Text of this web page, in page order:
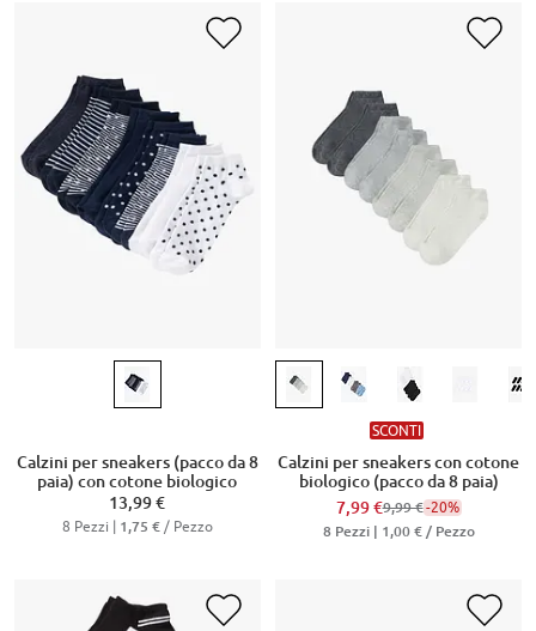
Calzini per sneakers (pacco da 8
paia) con cotone biologico
13,99 €
8 Pezzi | 1,75 €/ Pezzo
SCONTI
Calzini per sneakers con cotone
biologico (pacco da 8 paia)
7,99 €9,99 €-20%
8 Pezzi | 1,00 €/ Pezzo